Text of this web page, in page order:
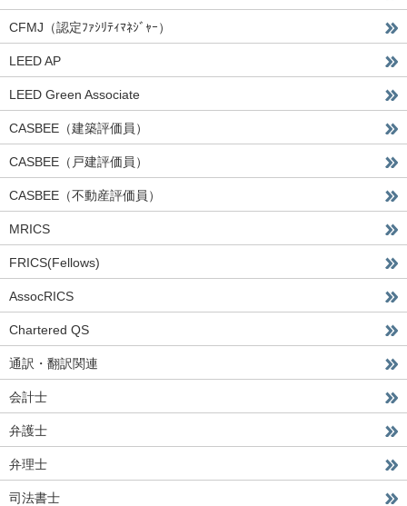
CFMJ（認定ﾌｧｼﾘﾃｨﾏﾈｼﾞｬｰ）
LEED AP
LEED Green Associate
CASBEE（建築評価員）
CASBEE（戸建評価員）
CASBEE（不動産評価員）
MRICS
FRICS(Fellows)
AssocRICS
Chartered QS
通訳・翻訳関連
会計士
弁護士
弁理士
司法書士